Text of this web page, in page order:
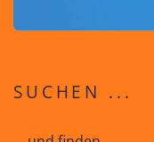
SUCHEN ...